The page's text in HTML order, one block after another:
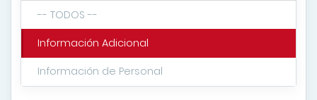
-- TODOS --
Información Adicional
Información de Personal